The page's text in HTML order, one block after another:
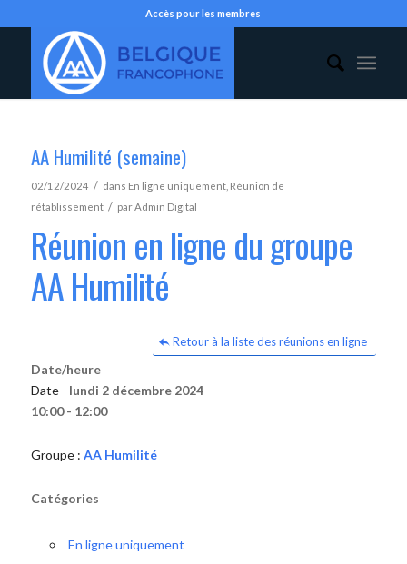
Accès pour les membres
AA Humilité (semaine)
02/12/2024 / dans En ligne uniquement, Réunion de
rétablissement / parAdmin Digital
Réunion en ligne du groupe
AA Humilité
Retour à la liste des réunions en ligne
Date/heure
Date - lundi 2 décembre 2024
10:00 - 12:00
Groupe : AA Humilité
Catégories
En ligne uniquement